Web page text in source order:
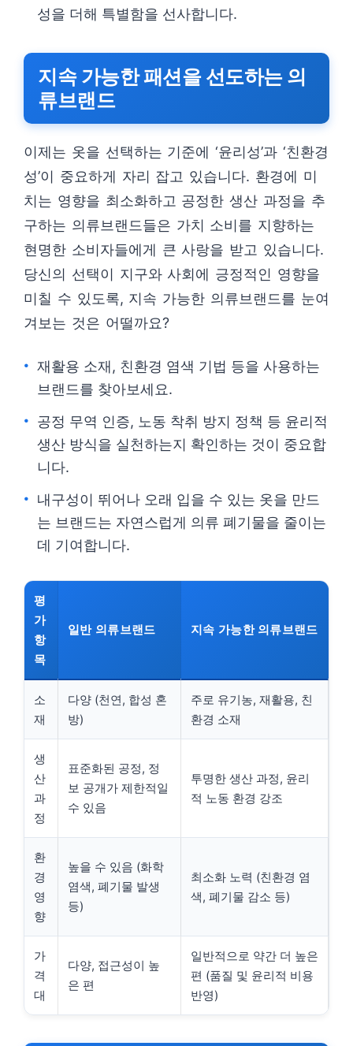
성을 더해 특별함을 선사합니다.
지속 가능한 패션을 선도하는 의
류브랜드
이제는 옷을 선택하는 기준에 ‘윤리성’과 ‘친환경
성’이 중요하게 자리 잡고 있습니다. 환경에 미
치는 영향을 최소화하고 공정한 생산 과정을 추
구하는 의류브랜드들은 가치 소비를 지향하는
현명한 소비자들에게 큰 사랑을 받고 있습니다.
당신의 선택이 지구와 사회에 긍정적인 영향을
미칠 수 있도록, 지속 가능한 의류브랜드를 눈여
겨보는 것은 어떨까요?
재활용 소재, 친환경 염색 기법 등을 사용하는
브랜드를 찾아보세요.
공정 무역 인증, 노동 착취 방지 정책 등 윤리적
생산 방식을 실천하는지 확인하는 것이 중요합
니다.
내구성이 뛰어나 오래 입을 수 있는 옷을 만드
는 브랜드는 자연스럽게 의류 폐기물을 줄이는
데 기여합니다.
평
가
항
목
일반 의류브랜드 지속 가능한 의류브랜드
소
재
다양 (천연, 합성 혼
방)
주로 유기농, 재활용, 친
환경 소재
생
산
과
정
표준화된 공정, 정
보 공개가 제한적일
수 있음
투명한 생산 과정, 윤리
적 노동 환경 강조
환
경
영
향
높을 수 있음 (화학
염색, 폐기물 발생
등)
최소화 노력 (친환경 염
색, 폐기물 감소 등)
가
격
대
다양, 접근성이 높
은 편
일반적으로 약간 더 높은
편 (품질 및 윤리적 비용
반영)